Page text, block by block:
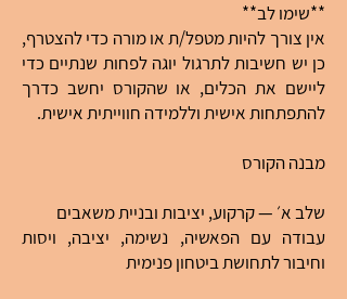
**שימו לב**
אין צורך להיות מטפל/ת או מורה כדי להצטרף,
כן יש חשיבות לתרגול יוגה לפחות שנתיים כדי
ליישם את הכלים, או שהקורס יחשב כדרך
להתפתחות אישית וללמידה חווייתית אישית.
מבנה הקורס
שלב א׳ — קרקוע, יציבות ובניית משאבים
עבודה עם הפאשיה, נשימה, יציבה, ויסות
וחיבור לתחושת ביטחון פנימית